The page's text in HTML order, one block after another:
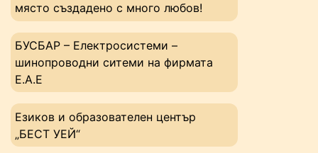
място създадено с много любов!
БУСБАР – Електросистеми –
шинопроводни ситеми на фирмата
Е.А.Е
Езиков и образователен център
„БЕСТ УЕЙ“